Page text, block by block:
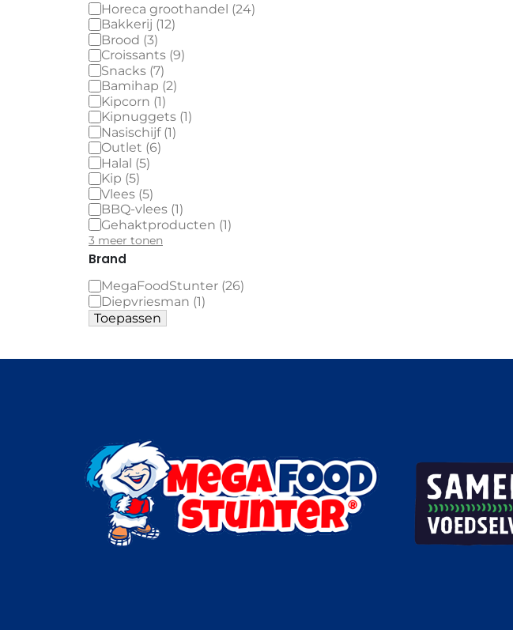
Horeca groothandel (24)
Bakkerij (12)
Brood (3)
Croissants (9)
Snacks (7)
Bamihap (2)
Kipcorn (1)
Kipnuggets (1)
Nasischijf (1)
Outlet (6)
Halal (5)
Kip (5)
Vlees (5)
BBQ-vlees (1)
Gehaktproducten (1)
3 meer tonen
Brand
MegaFoodStunter (26)
Diepvriesman (1)
Toepassen